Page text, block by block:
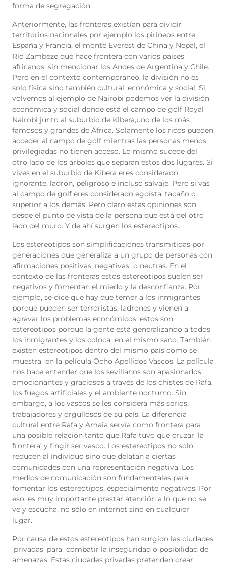
forma de segregación.
Anteriormente, las fronteras existían para dividir
territorios nacionales por ejemplo los pirineos entre
España y Francia, el monte Everest de China y Nepal, el
Río Zambeze que hace frontera con varios países
africanos, sin mencionar los Andes de Argentina y Chile.
Pero en el contexto contemporáneo, la división no es
solo física sino también cultural, económica y social. Si
volvemos al ejemplo de Nairobi podemos ver la división
económica y social donde está el campo de golf Royal
Nairobi junto al suburbio de Kibera,uno de los más
famosos y grandes de África. Solamente los ricos pueden
acceder al campo de golf mientras las personas menos
privilegiadas no tienen acceso. Lo mismo sucede del
otro lado de los árboles que separan estos dos lugares. Si
vives en el suburbio de Kibera eres considerado
ignorante, ladrón, peligroso e incluso salvaje. Pero si vas
al campo de golf eres considerado egoísta, tacaño o
superior a los demás. Pero claro estas opiniones son
desde el punto de vista de la persona que está del otro
lado del muro. Y de ahí surgen los estereotipos.
Los estereotipos son simplificaciones transmitidas por
generaciones que generaliza a un grupo de personas con
afirmaciones positivas, negativas o neutras. En el
contexto de las fronteras estos estereotipos suelen ser
negativos y fomentan el miedo y la desconfianza. Por
ejemplo, se dice que hay que temer a los inmigrantes
porque pueden ser terroristas, ladrones y vienen a
agravar los problemas económicos; estos son
estereotipos porque la gente está generalizando a todos
los inmigrantes y los coloca en el mismo saco. También
existen estereotipos dentro del mismo país como se
muestra en la película Ocho Apellidos Vascos. La película
nos hace entender que los sevillanos son apasionados,
emocionantes y graciosos a través de los chistes de Rafa,
los fuegos artificiales y el ambiente nocturno. Sin
embargo, a los vascos se les considera más serios,
trabajadores y orgullosos de su país. La diferencia
cultural entre Rafa y Amaia servía como frontera para
una posible relación tanto que Rafa tuvo que cruzar ‘la
frontera’ y fingir ser vasco. Los estereotipos no solo
reducen al individuo sino que delatan a ciertas
comunidades con una representación negativa. Los
medios de comunicación son fundamentales para
fomentar los estereotipos, especialmente negativos. Por
eso, es muy importante prestar atención a lo que no se
ve y escucha, no sólo en internet sino en cualquier
lugar.
Por causa de estos estereotipos han surgido las ciudades
‘privadas’ para combatir la inseguridad o posibilidad de
amenazas. Estas ciudades privadas pretenden crear